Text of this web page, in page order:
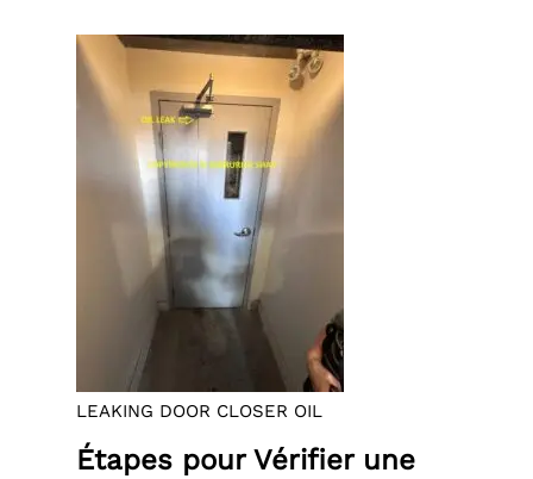
LEAKING DOOR CLOSER OIL
Étapes pour Vérifier une